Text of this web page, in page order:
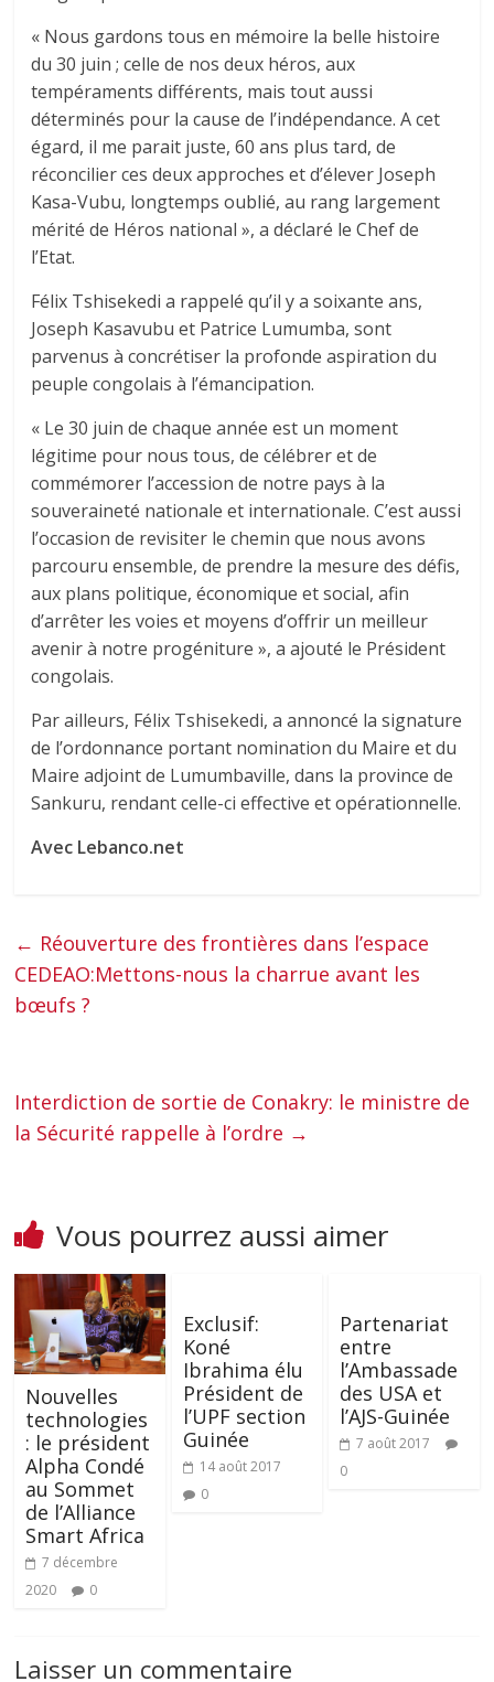
« Nous gardons tous en mémoire la belle histoire
du 30 juin ; celle de nos deux héros, aux
tempéraments différents, mais tout aussi
déterminés pour la cause de l’indépendance. A cet
égard, il me parait juste, 60 ans plus tard, de
réconcilier ces deux approches et d’élever Joseph
Kasa-Vubu, longtemps oublié, au rang largement
mérité de Héros national », a déclaré le Chef de
l’Etat.
Félix Tshisekedi a rappelé qu’il y a soixante ans,
Joseph Kasavubu et Patrice Lumumba, sont
parvenus à concrétiser la profonde aspiration du
peuple congolais à l’émancipation.
« Le 30 juin de chaque année est un moment
légitime pour nous tous, de célébrer et de
commémorer l’accession de notre pays à la
souveraineté nationale et internationale. C’est aussi
l’occasion de revisiter le chemin que nous avons
parcouru ensemble, de prendre la mesure des défis,
aux plans politique, économique et social, afin
d’arrêter les voies et moyens d’offrir un meilleur
avenir à notre progéniture », a ajouté le Président
congolais.
Par ailleurs, Félix Tshisekedi, a annoncé la signature
de l’ordonnance portant nomination du Maire et du
Maire adjoint de Lumumbaville, dans la province de
Sankuru, rendant celle-ci effective et opérationnelle.
Avec Lebanco.net
← Réouverture des frontières dans l’espace
CEDEAO:Mettons-nous la charrue avant les
bœufs ?
Interdiction de sortie de Conakry: le ministre de
la Sécurité rappelle à l’ordre →
Vous pourrez aussi aimer
Nouvelles
technologies
: le président
Alpha Condé
au Sommet
de l’Alliance
Smart Africa
7 décembre
2020
0
Exclusif:
Koné
Ibrahima élu
Président de
l’UPF section
Guinée
14 août 2017
0
Partenariat
entre
l’Ambassade
des USA et
l’AJS-Guinée
7 août 2017
0
Laisser un commentaire